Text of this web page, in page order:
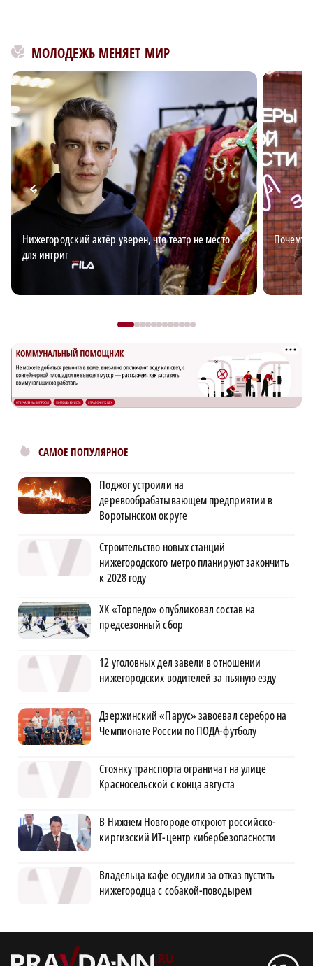
МОЛОДЕЖЬ МЕНЯЕТ МИР
Нижегородский актёр уверен, что театр не место
для интриг
Почему
САМОЕ ПОПУЛЯРНОЕ
Поджог устроили на
деревообрабатывающем предприятии в
Воротынском округе
Строительство новых станций
нижегородского метро планируют закончить
к 2028 году
ХК «Торпедо» опубликовал состав на
предсезонный сбор
12 уголовных дел завели в отношении
нижегородских водителей за пьяную езду
Дзержинский «Парус» завоевал серебро на
Чемпионате России по ПОДА-футболу
Стоянку транспорта ограничат на улице
Красносельской с конца августа
В Нижнем Новгороде откроют российско-
киргизский ИТ-центр кибербезопасности
Владельца кафе осудили за отказ пустить
нижегородца с собакой-поводырем